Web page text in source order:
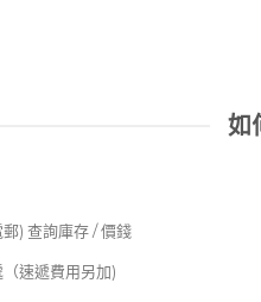
如
) 查詢庫存 / 價錢
速遞費用另加)